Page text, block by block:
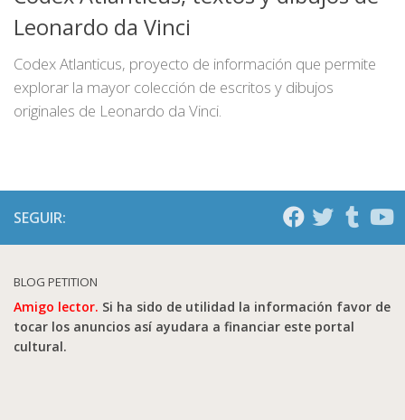
Leonardo da Vinci
Codex Atlanticus, proyecto de información que permite
explorar la mayor colección de escritos y dibujos
originales de Leonardo da Vinci.
SEGUIR:
BLOG PETITION
Amigo lector. Si ha sido de utilidad la información favor de
tocar los anuncios así ayudara a financiar este portal
cultural.